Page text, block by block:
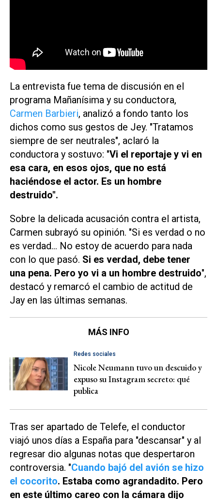
La entrevista fue tema de discusión en el
programa Mañanísima y su conductora,
Carmen Barbieri, analizó a fondo tanto los
dichos como sus gestos de Jey. "Tratamos
siempre de ser neutrales", aclaró la
conductora y sostuvo: "Vi el reportaje y vi en
esa cara, en esos ojos, que no está
haciéndose el actor. Es un hombre
destruido".
Sobre la delicada acusación contra el artista,
Carmen subrayó su opinión. "Si es verdad o no
es verdad... No estoy de acuerdo para nada
con lo que pasó. Si es verdad, debe tener
una pena. Pero yo vi a un hombre destruido",
destacó y remarcó el cambio de actitud de
Jay en las últimas semanas.
MÁS INFO
Redes sociales
Nicole Neumann tuvo un descuido y
expuso su Instagram secreto: qué
publica
Tras ser apartado de Telefe, el conductor
viajó unos días a España para "descansar" y al
regresar dio algunas notas que despertaron
controversia. "Cuando bajó del avión se hizo
el cocorito. Estaba como agrandadito. Pero
en este último careo con la cámara dijo